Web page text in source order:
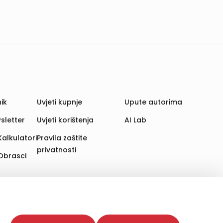
Time poboljšavamo korisničko iskustvo,
web stranica i uređaja u tu svrhu. Naši partneri
Uvjeti kupnje
Uvjeti korištenja
Pravila zaštite
privatnosti
Upute autorima
AI Lab